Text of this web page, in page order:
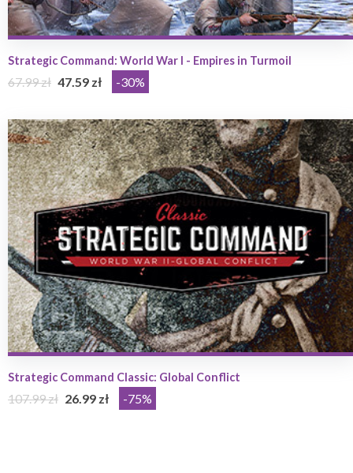
Strategic Command: World War I - Empires in Turmoil
67.99 zł 47.59 zł -30%
Strategic Command Classic: Global Conflict
107.99 zł 26.99 zł -75%